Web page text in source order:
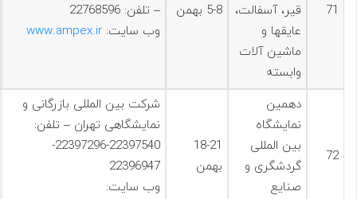
71
قیر، آسفالت،
عایقها و
ماشین آلات
وابسته
5-8 بهمن
– تلفن: 22768596
وب سایت: www.ampex.ir
72
دهمين
نمایشگاه
بین المللی
گردشگری و
صنایع
18-21
بهمن
شرکت بین المللی بازرگانی و
نمایشگاهی تهران – تلفن:
22397540-22397296-
22396947
وب سایت: